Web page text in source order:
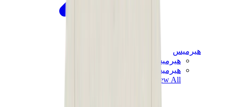
هيرميس
هيرميس شيبر
هيرميس باونسينج
View All